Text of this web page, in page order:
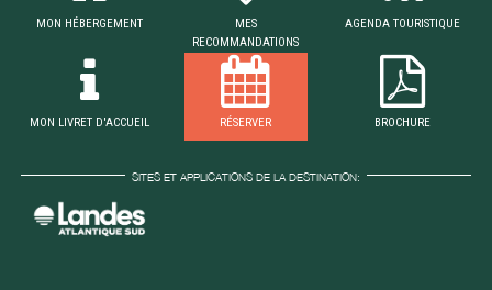
MON HÉBERGEMENT
MES
RECOMMANDATIONS
AGENDA TOURISTIQUE
MON LIVRET D'ACCUEIL RÉSERVER BROCHURE
SITES ET APPLICATIONS DE LA DESTINATION: